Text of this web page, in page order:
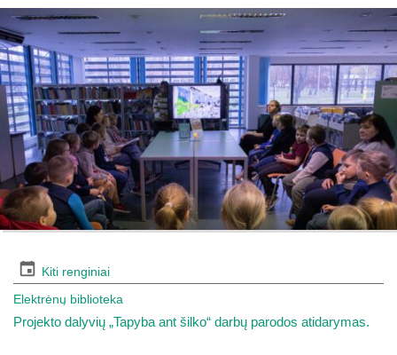
Kiti renginiai
Elektrėnų biblioteka
Projekto dalyvių „Tapyba ant šilko“ darbų parodos atidarymas.